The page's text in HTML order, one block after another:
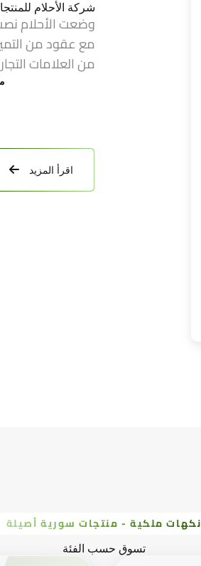
شركة الأحلام للمنتجات
وضعت الأحلام
مع عقود من
من العلامات
اقرأ المزيد
نكهات ملكية - منتجات سورية أصيلة
تسوق حسب الفئة